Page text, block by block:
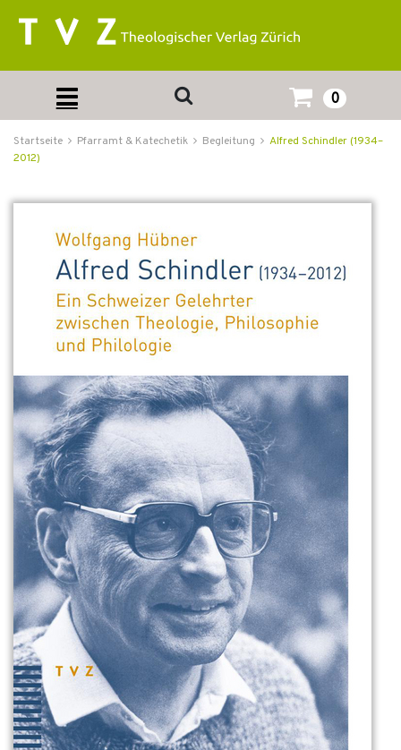
0
Startseite Pfarramt & Katechetik Begleitung
Alfred Schindler (1934–
2012)